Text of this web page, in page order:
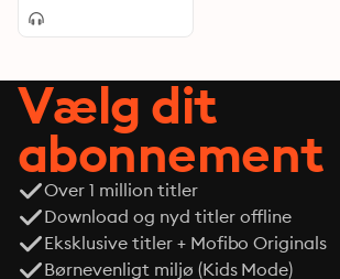
Vælg dit
abonnement
Over 1 million titler
Download og nyd titler offline
Eksklusive titler + Mofibo Originals
Børnevenligt miljø (Kids Mode)